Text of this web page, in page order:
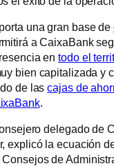
una gran base de
a CaixaBank
entodo el
bien capitalizada y
de lascajas de
.
delegado de
explicó la ecuación
de